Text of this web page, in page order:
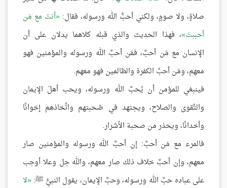
صلاةٍ، ولا صومٍ، ولكني أحبُّ الله ورسوله، فقال: أنتَ مع مَن
أحببتَ ، فهذا الحديث والذي قبله كلاهما يدلان على أن
الإنسان مع مَن أحبَّ، فمَن أحبَّ الله ورسوله والمؤمنين فهو
معهم، ومَن أحبَّ الكفرة والظالمين فهو معهم.
فينبغي للمؤمن أن يُحبَّ الله ورسوله، ويحب أهلَ الإيمان
والتَّقوى والصلاح، ويجتهد في صُحبتهم واتِّخاذهم إخوانًا
وأخدانًا، ويحذر من صحبة الأشرار.
فالمرء مع مَن أحبَّ: إن أحبَّ الله ورسوله والمؤمنين صار
معهم، وإن أحبَّ خلاف ذلك صار معهم، والله جل وعلا أوجب
على عباده حبَّ الله ورسوله، وحبَّ الإيمان، يقول النبيُّ ﷺ: لا